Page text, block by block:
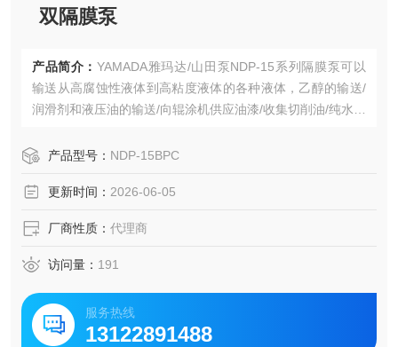
双隔膜泵
产品简介： YAMADA雅玛达/山田泵NDP-15系列隔膜泵可以
输送从高腐蚀性液体到高粘度液体的各种液体，乙醇的输送/
润滑剂和液压油的输送/向辊涂机供应油漆/收集切削油/纯水和
的输送等江苏YAMADA雅玛达1/2 英寸口径气动双隔膜泵NDP
产品型号： NDP-15BPC
更新时间： 2026-06-05
厂商性质： 代理商
访问量： 191
服务热线
13122891488